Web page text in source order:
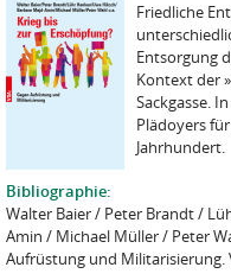
Friedliche
Entsorgung
Kontext der
Sackgasse.
Plädoyers
Jahrhundert.
Bibliographie:
Walter Baier / Peter Brandt /
Amin / Michael Müller / Peter
Aufrüstung und Militarisierung.